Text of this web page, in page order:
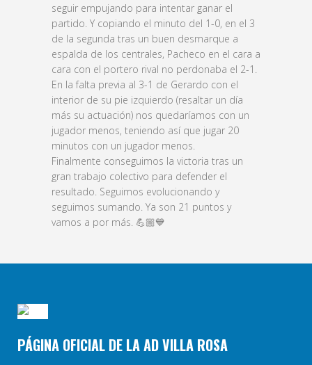
seguir empujando para intentar ganar el
partido. Y copiando el minuto del 1-0, en el 3
de la segunda tras un buen desmarque a
espalda de los centrales, Pacheco en el cara a
cara con el portero rival no perdonaba el 2-1.
En la falta previa al 3-1 de Gerardo con el
interior de su pie izquierdo (resaltar un día
más su actuación) nos quedaríamos con un
jugador menos, teniendo así que jugar 20
minutos con un jugador menos.
Finalmente conseguimos la victoria tras un
gran trabajo colectivo para defender el
resultado. Seguimos evolucionando y
seguimos sumando. Ya son 21 puntos y
vamos a por más. 💪🏼💙
PÁGINA OFICIAL DE LA AD VILLA ROSA